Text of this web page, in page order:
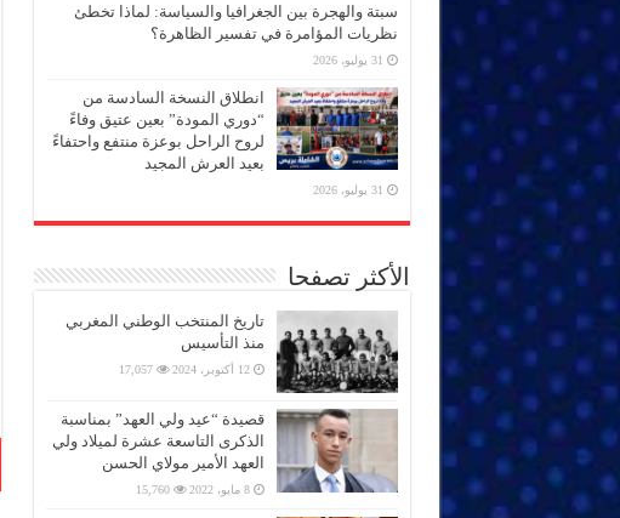
سبتة والهجرة بين الجغرافيا والسياسة: لماذا تخطئ
نظريات المؤامرة في تفسير الظاهرة؟
31 يوليو، 2026
انطلاق النسخة السادسة من
“دوري المودة” بعين عتيق وفاءً
لروح الراحل بوعزة منتفع واحتفاءً
بعيد العرش المجيد
31 يوليو، 2026
الأكثر تصفحا
تاريخ المنتخب الوطني المغربي
منذ التأسيس
12 أكتوبر، 2024 17,057
قصيدة “عيد ولي العهد” بمناسبة
الذكرى التاسعة عشرة لميلاد ولي
العهد الأمير مولاي الحسن
8 مايو، 2022 15,760